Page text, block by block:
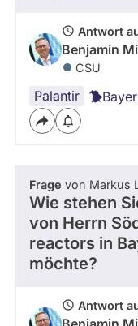
Antwort
Benjamin
CSU
Palantir
Frage von Markus
Wie stehen
von Herrn
reactors in
möchte?
Antwort